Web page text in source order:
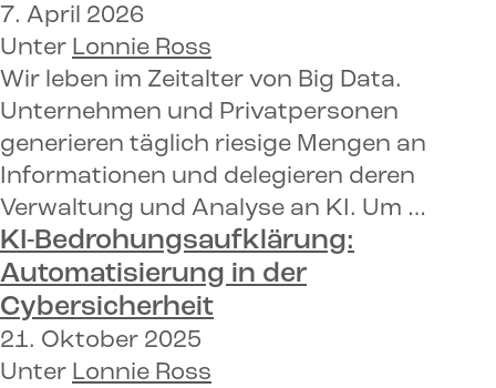
7. April 2026
Unter Lonnie Ross
Wir leben im Zeitalter von Big Data.
Unternehmen und Privatpersonen
generieren täglich riesige Mengen an
Informationen und delegieren deren
Verwaltung und Analyse an KI. Um …
KI-Bedrohungsaufklärung:
Automatisierung in der
Cybersicherheit
21. Oktober 2025
Unter Lonnie Ross